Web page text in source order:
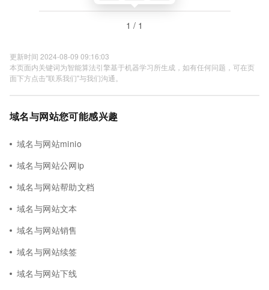
1 / 1
更新时间 2024-08-09 09:16:03
本页面内关键词为智能算法引擎基于机器学习所生成，如有任何问题，可在页
面下方点击"联系我们"与我们沟通。
域名与网站您可能感兴趣
域名与网站minio
域名与网站公网ip
域名与网站帮助文档
域名与网站文本
域名与网站销售
域名与网站续签
域名与网站下线